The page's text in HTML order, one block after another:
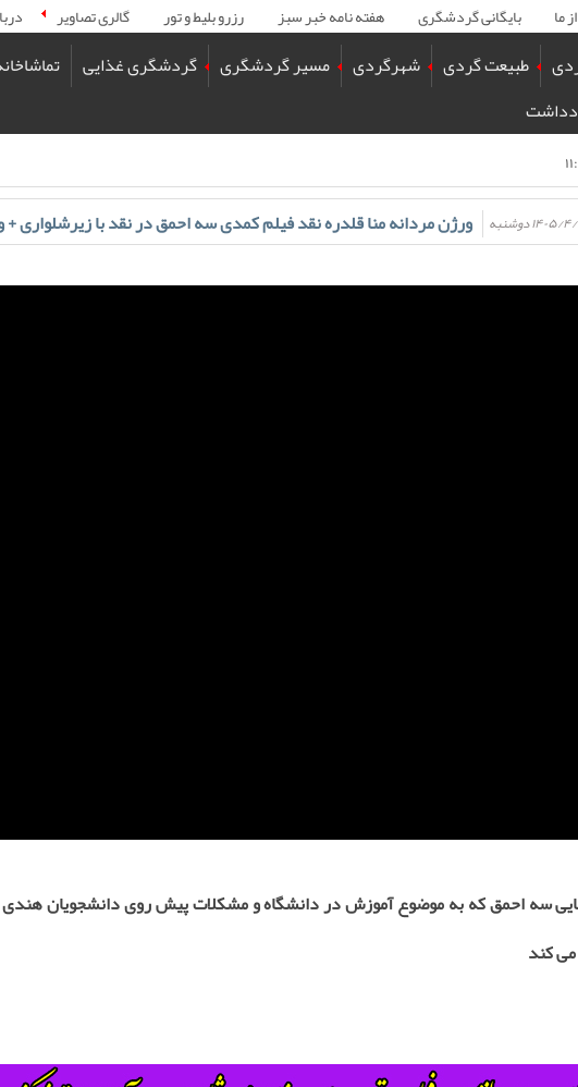
ما بایگانی گردشگری هفته نامه خبر سبز رزرو بلیط و تور گالری تصاویر
طبیعت گردی شهرگردی مسیر گردشگری گردشگری غذایی
۴/۱ دوشنبه ورژن مردانه منا قلدره نقد فیلم کمدی سه احمق در نقد با زیرشلواری +
سه احمق که به موضوع آموزش در دانشگاه و مشکلات پیش روی دانشجویان هندی
کند